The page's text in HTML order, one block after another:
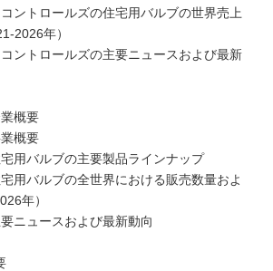
ントロールズの住宅用バルブの世界売上
2026年）
ントロールズの主要ニュースおよび最新
概要
概要
用バルブの主要製品ラインナップ
用バルブの全世界における販売数量およ
年）
ニュースおよび最新動向